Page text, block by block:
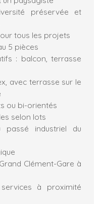
préservée et
tous les projets
5 pièces
: balcon, terrasse
avec terrasse sur le
ou bi-orientés
selon lots
passé industriel du
Clément-Gare à
à proximité